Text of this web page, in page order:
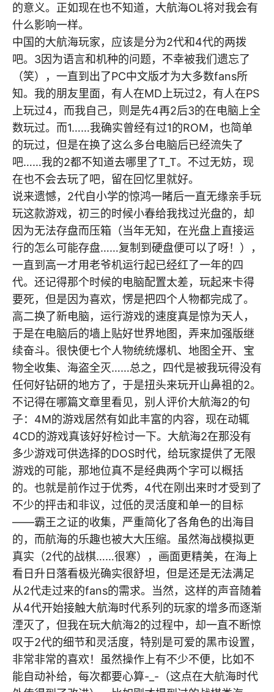
的意义。正如现在也不知道，大航海OL将对我会有
什么影响一样。
中国的大航海玩家，应该是分为2代和4代的两拨
吧。3因为语言和机种的问题，不幸被我们遗忘了
（笑），一直到出了PC中文版才为大多数fans所
知。我的朋友里面，有人在MD上玩过2，有人在PS
上玩过4，而我自己，则是先4再2后3的在电脑上全
数玩过。而1……我确实曾经有过1的ROM，也简单
的玩过，但是在换了这么多台电脑后已经流失了
吧……我的2都不知道去哪里了T_T。不过无妨，现
在也不会去玩了吧，留在回忆里就好。
说来遗憾，2代自小学的惊鸿一睹后一直无缘亲手玩
玩这款游戏，初三的时候小春给我找过光盘的，却
因为无法存盘而压箱（当年无知，在光盘上直接运
行的怎么可能存盘……复制到硬盘便可以了呀！），
一直到高一才用老爷机运行起已经红了一年的四
代。还记得那个时候的电脑配置太差，玩起来卡得
要死，但是因为喜欢，愣是把四个人物都完成了。
高二换了新电脑，运行游戏的速度真是惊为天人，
于是在电脑后的墙上贴好世界地图，弄来加强版继
续奋斗。很快便七个人物统统爆机、地图全开、宝
物全收集、海盗全灭……总之，四代是被我玩得没有
任何好钻研的地方了，于是扭头来玩开山鼻祖的2。
不记得在哪篇文章里看见，别人评价大航海2的句
子：4M的游戏居然有如此丰富的内容，现在动辄
4CD的游戏真该好好检讨一下。大航海2在那没有
多少游戏可供选择的DOS时代，给玩家提供了无限
游戏的可能，那地位真不是经典两个字可以概括
的。也就是前作过于优秀，4代在刚出来时才受到了
不少的抨击和非议，过低的灵活度和单一的目标
——霸王之证的收集，严重简化了各角色的出海目
的，而航海的乐趣也被大大压缩。虽然海战模拟更
真实（2代的战棋……很寒），画面更精美，在海上
看日升日落看极光确实很舒坦，但是还是无法满足
从2代走过来的fans的需求。当然，这样的声音随着
从4代开始接触大航海时代系列的玩家的增多而逐渐
湮灭了，但我在玩大航海2的过程中，却一直不断惊
叹于2代的细节和灵活度，特别是可爱的黑市设置，
非常非常的喜欢！虽然操作上有不少不便，比如不
能自动补给，每次都要心算-_-（这点在大航海时代